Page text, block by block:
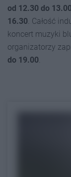
od 12.30 do
16.30. Całość
koncert muzyki
organizatorzy
do 19.00.